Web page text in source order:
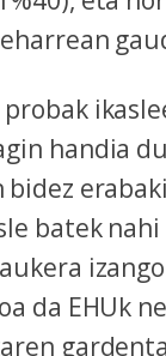
probak
handia
erabaki
batek
da EHUk